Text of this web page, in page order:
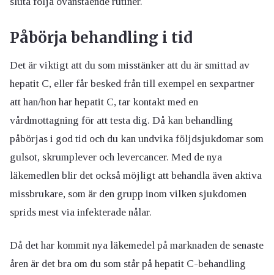
Påbörja behandling i tid
Det är viktigt att du som misstänker att du är smittad av
hepatit C, eller får besked från till exempel en sexpartner
att han/hon har hepatit C, tar kontakt med en
vårdmottagning för att testa dig. Då kan behandling
påbörjas i god tid och du kan undvika följdsjukdomar som
gulsot, skrumplever och levercancer. Med de nya
läkemedlen blir det också möjligt att behandla även aktiva
missbrukare, som är den grupp inom vilken sjukdomen
sprids mest via infekterade nålar.
Då det har kommit nya läkemedel på marknaden de senaste
åren är det bra om du som står på hepatit C-behandling